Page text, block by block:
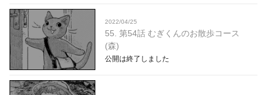
2022/04/25
55. 第54話 むぎくんのお散歩コース
(森)
公開は終了しました